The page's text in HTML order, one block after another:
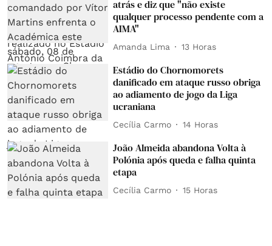
atrás e diz que "não existe
qualquer processo pendente com a
AIMA"
Amanda Lima 13 Horas
Estádio do Chornomorets
danificado em ataque russo obriga
ao adiamento de jogo da Liga
ucraniana
Cecília Carmo 14 Horas
João Almeida abandona Volta à
Polónia após queda e falha quinta
etapa
Cecília Carmo 15 Horas